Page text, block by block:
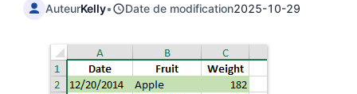
AuteurKelly• Date de modification2025-10-29